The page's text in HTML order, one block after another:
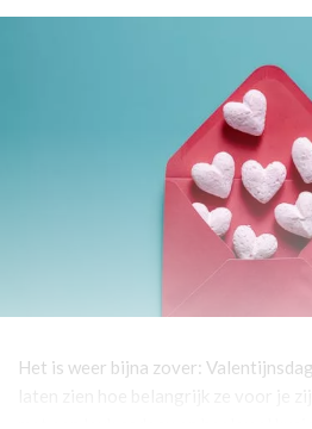
Het is weer bijna zover: